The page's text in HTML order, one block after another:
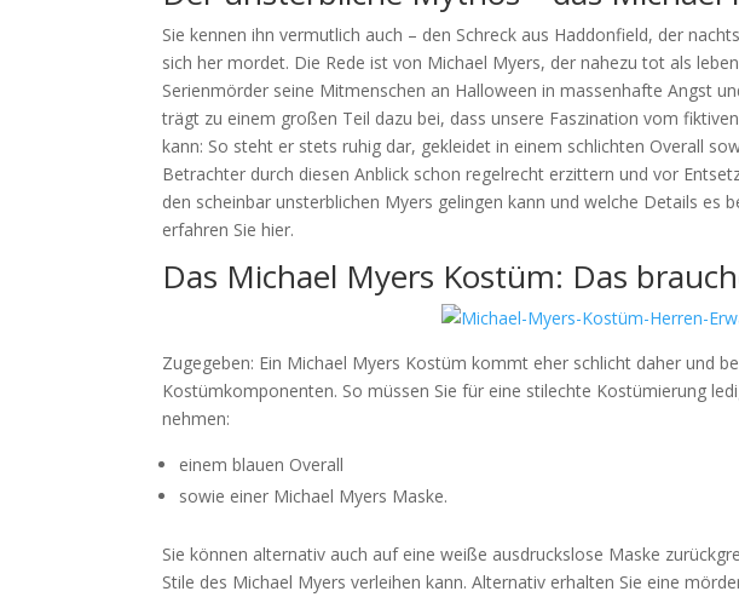
Sie kennen ihn vermutlich auch – den Schreck aus Haddonfield, der
sich her mordet. Die Rede ist von Michael Myers, der nahezu tot als
Serienmörder seine Mitmenschen an Halloween in massenhafte Angst
trägt zu einem großen Teil dazu bei, dass unsere Faszination vom
kann: So steht er stets ruhig dar, gekleidet in einem schlichten Overall
Betrachter durch diesen Anblick schon regelrecht erzittern und vor
den scheinbar unsterblichen Myers gelingen kann und welche Details es
erfahren Sie hier.
Das Michael Myers Kostüm: Das
Zugegeben: Ein Michael Myers Kostüm kommt eher schlicht daher und
Kostümkomponenten. So müssen Sie für eine stilechte Kostümierung
nehmen:
einem blauen Overall
sowie einer Michael Myers Maske.
Sie können alternativ auch auf eine weiße ausdruckslose Maske
Stile des Michael Myers verleihen kann. Alternativ erhalten Sie eine